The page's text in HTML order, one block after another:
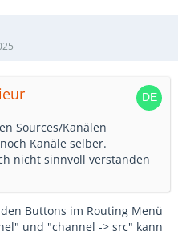
Sources/Kanälen
Kanäle selber.
nicht sinnvoll verstanden
Buttons im Routing Menü
und "channel -> src" kann